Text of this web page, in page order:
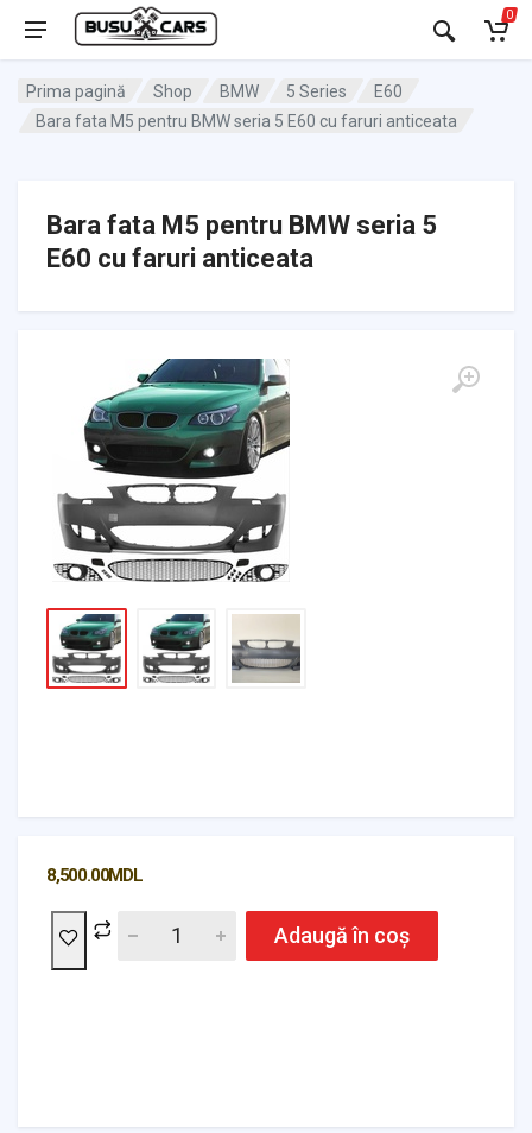
0
Prima pagină Shop BMW 5 Series
E60
Bara fata M5 pentru BMW seria 5 E60 cu faruri anticeata
Bara fata M5 pentru BMW seria 5
E60 cu faruri anticeata
8,500.00MDL
Adaugă în coș